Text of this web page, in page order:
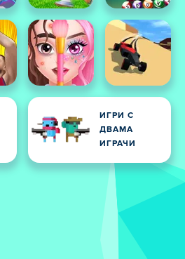
ИГРИ С
ДВАМА
ИГРАЧИ